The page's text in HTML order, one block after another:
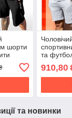
шорти
та
910,80
та новинки